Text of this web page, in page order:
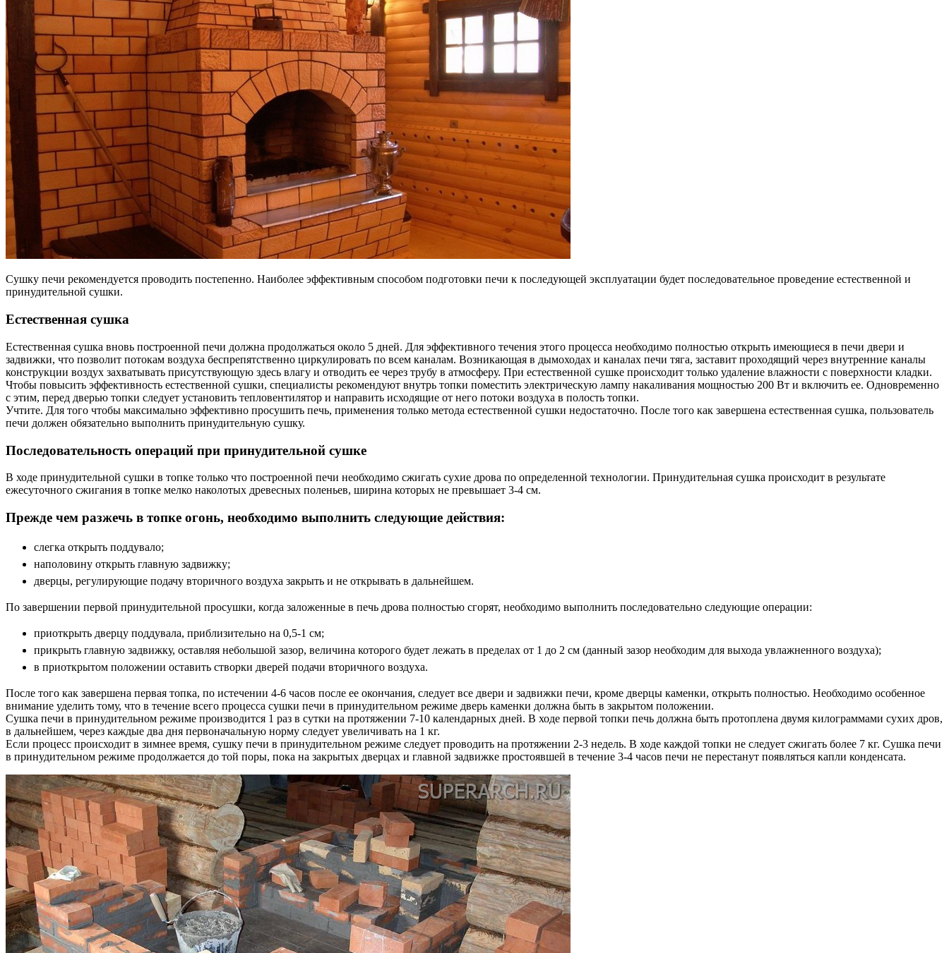
Сушку печи рекомендуется проводить постепенно. Наиболее эффективным способом подготовки печи к последующей эксплуатации будет последовательное проведение естественной и
принудительной сушки.
Естественная сушка
Естественная сушка вновь построенной печи должна продолжаться около 5 дней. Для эффективного течения этого процесса необходимо полностью открыть имеющиеся в печи двери и
задвижки, что позволит потокам воздуха беспрепятственно циркулировать по всем каналам. Возникающая в дымоходах и каналах печи тяга, заставит проходящий через внутренние каналы
конструкции воздух захватывать присутствующую здесь влагу и отводить ее через трубу в атмосферу. При естественной сушке происходит только удаление влажности с поверхности кладки.
Чтобы повысить эффективность естественной сушки, специалисты рекомендуют внутрь топки поместить электрическую лампу накаливания мощностью 200 Вт и включить ее. Одновременно
с этим, перед дверью топки следует установить тепловентилятор и направить исходящие от него потоки воздуха в полость топки.
Учтите. Для того чтобы максимально эффективно просушить печь, применения только метода естественной сушки недостаточно. После того как завершена естественная сушка, пользователь
печи должен обязательно выполнить принудительную сушку.
Последовательность операций при принудительной сушке
В ходе принудительной сушки в топке только что построенной печи необходимо сжигать сухие дрова по определенной технологии. Принудительная сушка происходит в результате
ежесуточного сжигания в топке мелко наколотых древесных поленьев, ширина которых не превышает 3-4 см.
Прежде чем разжечь в топке огонь, необходимо выполнить следующие действия:
слегка открыть поддувало;
наполовину открыть главную задвижку;
дверцы, регулирующие подачу вторичного воздуха закрыть и не открывать в дальнейшем.
По завершении первой принудительной просушки, когда заложенные в печь дрова полностью сгорят, необходимо выполнить последовательно следующие операции:
приоткрыть дверцу поддувала, приблизительно на 0,5-1 см;
прикрыть главную задвижку, оставляя небольшой зазор, величина которого будет лежать в пределах от 1 до 2 см (данный зазор необходим для выхода увлажненного воздуха);
в приоткрытом положении оставить створки дверей подачи вторичного воздуха.
После того как завершена первая топка, по истечении 4-6 часов после ее окончания, следует все двери и задвижки печи, кроме дверцы каменки, открыть полностью. Необходимо особенное
внимание уделить тому, что в течение всего процесса сушки печи в принудительном режиме дверь каменки должна быть в закрытом положении.
Сушка печи в принудительном режиме производится 1 раз в сутки на протяжении 7-10 календарных дней. В ходе первой топки печь должна быть протоплена двумя килограммами сухих дров,
в дальнейшем, через каждые два дня первоначальную норму следует увеличивать на 1 кг.
Если процесс происходит в зимнее время, сушку печи в принудительном режиме следует проводить на протяжении 2-3 недель. В ходе каждой топки не следует сжигать более 7 кг. Сушка печи
в принудительном режиме продолжается до той поры, пока на закрытых дверцах и главной задвижке простоявшей в течение 3-4 часов печи не перестанут появляться капли конденсата.